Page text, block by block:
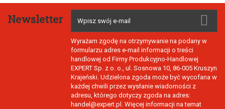
Newsletter
Wyrażam zgodę na otrzymywanie na podany w
formularzu adres e-mail informacji o treści
handlowej od Firmy Produkcyjno-Handlowej
EXPERT Sp. z o. o., ul. Sosnowa 10, 86-005 Kruszyn
Krajeński. Udzielona zgoda może być wycofana w
każdej chwili przez wysłanie wiadomości z
adresu, którego dotyczy zgoda na adres:
handel@expert.pl. Więcej informacji na temat